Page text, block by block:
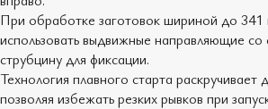
При обработке заготовок шириной до
использовать выдвижные направляющие
струбцину для фиксации.
Технология плавного старта раскручивает
позволяя избежать резких рывков при